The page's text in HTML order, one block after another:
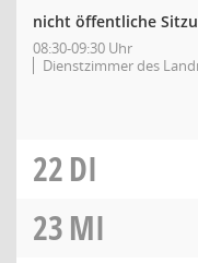
nicht öffentliche
08:30-09:30 Uhr
Dienstzimmer des
22DI
23MI